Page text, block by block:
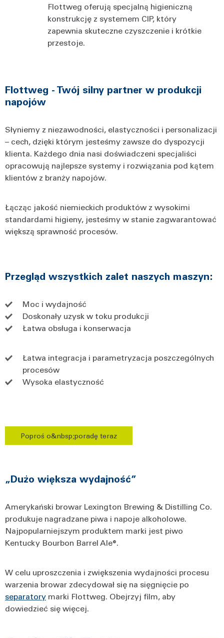
Flottweg oferują specjalną higieniczną
konstrukcję z systemem CIP, który
zapewnia skuteczne czyszczenie i krótkie
przestoje.
Flottweg - Twój silny partner w produkcji
napojów
Słyniemy z niezawodności, elastyczności i personalizacji
– cech, dzięki którym jesteśmy zawsze do dyspozycji
klienta. Każdego dnia nasi doświadczeni specjaliści
opracowują najlepsze systemy i rozwiązania pod kątem
klientów z branży napojów.
Łącząc jakość niemieckich produktów z wysokimi
standardami higieny, jesteśmy w stanie zagwarantować
większą sprawność procesów.
Przegląd wszystkich zalet naszych maszyn:
Moc i wydajność
Doskonały uzysk w toku produkcji
Łatwa obsługa i konserwacja
Łatwa integracja i parametryzacja poszczególnych
procesów
Wysoka elastyczność
Poproś o&nbsp;poradę teraz
„Dużo większa wydajność”
Amerykański browar Lexington Brewing & Distilling Co.
produkuje nagradzane piwa i napoje alkoholowe.
Najpopularniejszym produktem marki jest piwo
Kentucky Bourbon Barrel Ale®.
W celu uproszczenia i zwiększenia wydajności procesu
warzenia browar zdecydował się na sięgnięcie po
separatory marki Flottweg. Obejrzyj film, aby
dowiedzieć się więcej.